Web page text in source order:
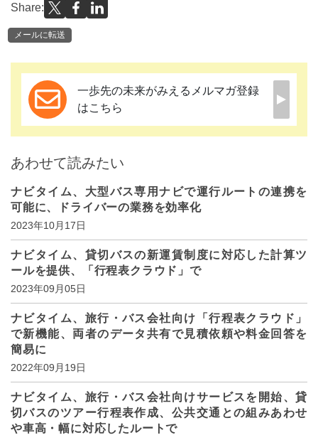
Share:
メールに転送
一歩先の未来がみえるメルマガ登録
はこちら
あわせて読みたい
ナビタイム、大型バス専用ナビで運行ルートの連携を
可能に、ドライバーの業務を効率化
2023年10月17日
ナビタイム、貸切バスの新運賃制度に対応した計算ツ
ールを提供、「行程表クラウド」で
2023年09月05日
ナビタイム、旅行・バス会社向け「行程表クラウド」
で新機能、両者のデータ共有で見積依頼や料金回答を
簡易に
2022年09月19日
ナビタイム、旅行・バス会社向けサービスを開始、貸
切バスのツアー行程表作成、公共交通との組みあわせ
や車高・幅に対応したルートで